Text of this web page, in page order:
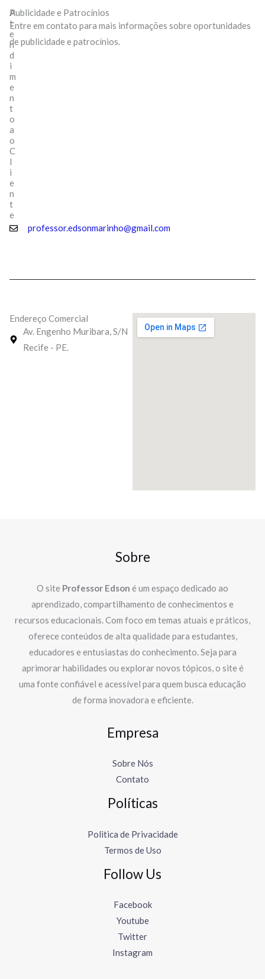
A
t
e
n
d
i
m
e
n
t
o
a
o
C
l
i
e
n
t
e
professor.edsonmarinho@gmail.com
Publicidade e Patrocínios
Entre em contato para mais informações sobre oportunidades
de publicidade e patrocínios.
Endereço Comercial
Av. Engenho Muribara, S/N
Recife - PE.
Sobre
O site Professor Edson é um espaço dedicado ao
aprendizado, compartilhamento de conhecimentos e
recursos educacionais. Com foco em temas atuais e práticos,
oferece conteúdos de alta qualidade para estudantes,
educadores e entusiastas do conhecimento. Seja para
aprimorar habilidades ou explorar novos tópicos, o site é
uma fonte confiável e acessível para quem busca educação
de forma inovadora e eficiente.
Empresa
Sobre Nós
Contato
Políticas
Politica de Privacidade
Termos de Uso
Follow Us
Facebook
Youtube
Twitter
Instagram